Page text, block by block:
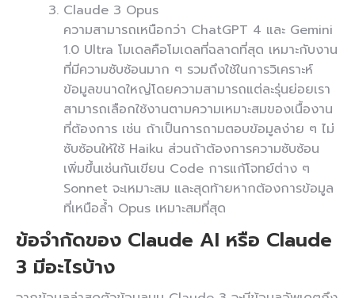
Claude 3 Opus
ความสามารถเหนือกว่า ChatGPT 4 และ Gemini
1.0 Ultra โมเดลคือโมเดลที่ฉลาดที่สุด เหมาะกับงาน
ที่มีความซับซ้อนมาก ๆ รวมถึงใช้ในการวิเคราะห์
ข้อมูลขนาดใหญ่โดยความสามารถแต่ละรุ่นย่อยเรา
สามารถเลือกใช้งานตามความเหมาะสมของเนื้องาน
ที่ต้องการ เช่น ถ้าเป็นการถามตอบข้อมูลง่าย ๆ ไม่
ซับซ้อนให้ใช้ Haiku ส่วนถ้าต้องการความซับซ้อน
เพิ่มขึ้นเช่นกันเขียน Code การแก้โจทย์ต่าง ๆ
Sonnet จะเหมาะสม และสุดท้ายหากต้องการข้อมูล
ที่เหนือล้ำ Opus เหมาะสมที่สุด
ข้อจำกัดของ Claude AI หรือ Claude
3 มีอะไรบ้าง